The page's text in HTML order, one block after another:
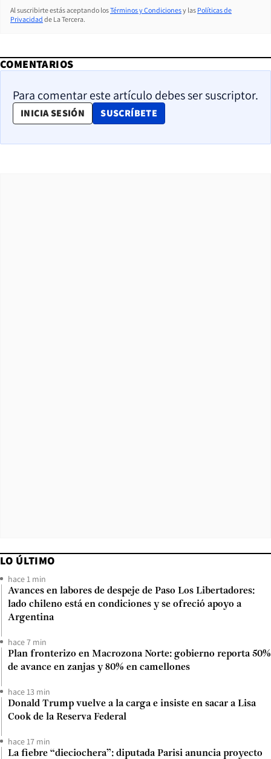
Al suscribirte estás aceptando losTérminos y Condicionesy las Políticas de
Privacidad de La Tercera.
COMENTARIOS
Para comentar este artículo debes ser suscriptor.
INICIA SESIÓN SUSCRÍBETE
OPENS IN NEW WINDOW
LO ÚLTIMO
hace 1 min
Avances en labores de despeje de Paso Los Libertadores:
lado chileno está en condiciones y se ofreció apoyo a
Argentina
hace 7 min
Plan fronterizo en Macrozona Norte: gobierno reporta 50%
de avance en zanjas y 80% en camellones
hace 13 min
Donald Trump vuelve a la carga e insiste en sacar a Lisa
Cook de la Reserva Federal
hace 17 min
La fiebre “dieciochera”: diputada Parisi anuncia proyecto